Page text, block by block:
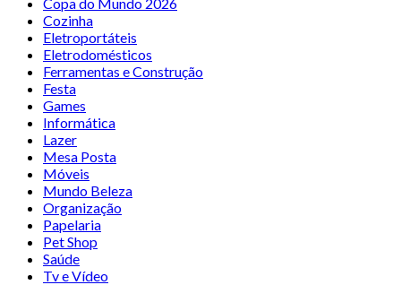
Cozinha
Eletroportáteis
Eletrodomésticos
Ferramentas e Construção
Festa
Games
Informática
Lazer
Mesa Posta
Móveis
Mundo Beleza
Organização
Papelaria
Pet Shop
Saúde
Tv e Vídeo